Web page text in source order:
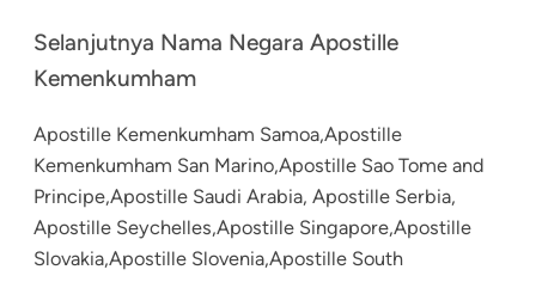
Selanjutnya Nama Negara Apostille
Kemenkumham
Apostille Kemenkumham Samoa,Apostille
Kemenkumham San Marino,Apostille Sao Tome and
Principe,Apostille Saudi Arabia, Apostille Serbia,
Apostille Seychelles,Apostille Singapore,Apostille
Slovakia,Apostille Slovenia,Apostille South